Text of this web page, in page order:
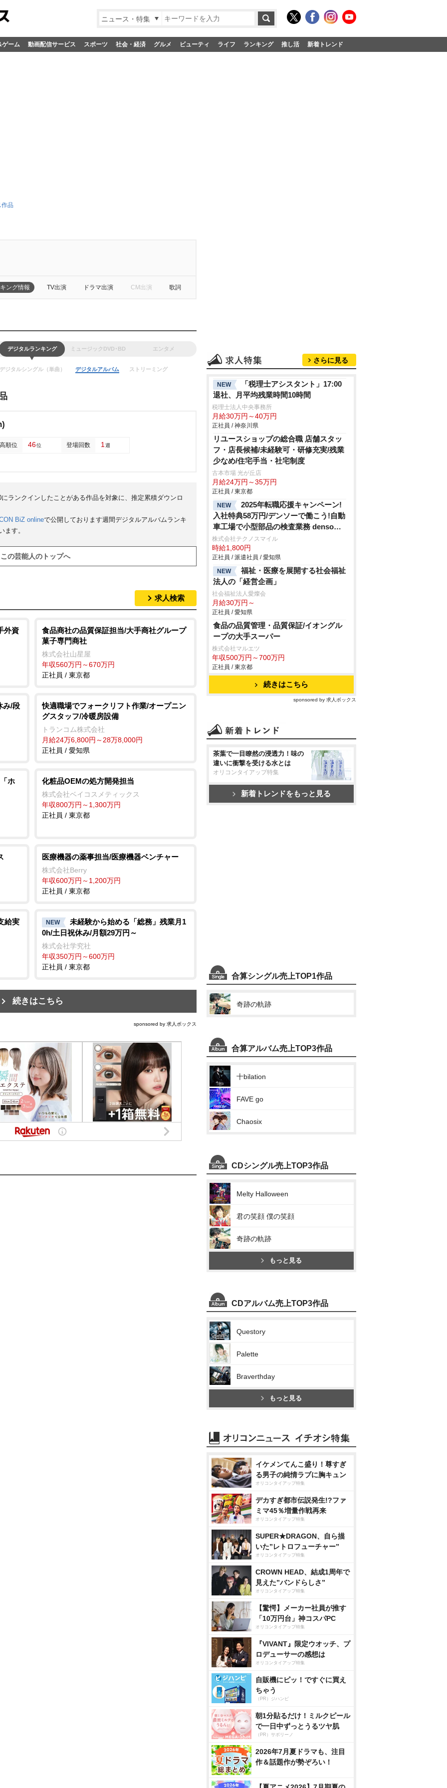
ニュース・特集
ゲーム 動画配信サービス スポーツ 社会・経済 グルメ ビューティ ライフ ランキング 推し活 新着トレンド
品
ング情報 TV出演 ドラマ出演 CM出演 歌詞
デジタルランキング ミュージックDVD･BD エンタメ
デジタルシングル（単曲） デジタルアルバム ストリーミング
順位 46位 登場回数 1 週
ランクインしたことがある作品を対象に、推定累積ダウンロ
BiZ onlineで公開しております週間デジタルアルバムランキ
ます。
この芸能人のトップへ
求人検索
外資
食品商社の品質保証担当/大手商社グループ
菓子専門商社
株式会社山星屋
年収560万円～670万円
正社員 / 東京都
み/段
快適職場でフォークリフト作業/オープニン
グスタッフ/冷暖房設備
トランコム株式会社
月給24万6,800円～28万8,000円
正社員 / 愛知県
ホ 化粧品OEMの処方開発担当
株式会社ベイコスメティックス
年収800万円～1,300万円
正社員 / 東京都
医療機器の薬事担当/医療機器ベンチャー
株式会社Berry
年収600万円～1,200万円
正社員 / 東京都
給実 NEW
未経験から始める「総務」残業月1
0h/土日祝休み/月額29万円～
株式会社学究社
年収350万円～600万円
正社員 / 東京都
続きはこちら
sponsored by 求人ボックス
さらに見る
NEW
「税理士アシスタント」17:00
退社、月平均残業時間10時間
税理士法人中央事務所
月給30万円～40万円
正社員 / 神奈川県
リユースショップの総合職 店舗スタッ
フ・店長候補/未経験可・研修充実/残業
少なめ/住宅手当・社宅制度
古本市場 光が丘店
月給24万円～35万円
正社員 / 東京都
NEW
2025年転職応援キャンペーン!
入社特典58万円/デンソーで働こう!自動
車工場で小型部品の検査業務 denso
aichi
株式会社テクノスマイル
時給1,800円
正社員 / 派遣社員 / 愛知県
NEW
福祉・医療を展開する社会福祉
法人の「経営企画」
社会福祉法人愛燦会
月給30万円～
正社員 / 愛知県
食品の品質管理・品質保証/イオングル
ープの大手スーパー
株式会社マルエツ
年収500万円～700万円
正社員 / 東京都
続きはこちら
sponsored by 求人ボックス
茶葉で一目瞭然の浸透力！味の
違いに衝撃を受ける水とは
オリコンタイアップ特集
新着トレンドをもっと見る
合算シングル売上TOP1作品
奇跡の軌跡
合算アルバム売上TOP3作品
十bilation
FAVE go
Chaosix
CDシングル売上TOP3作品
Melty Halloween
君の笑顔 僕の笑顔
奇跡の軌跡
もっと見る
CDアルバム売上TOP3作品
Questory
Palette
Braverthday
もっと見る
イケメンてんこ盛り！尊すぎ
る男子の純情ラブに胸キュン
オリコンタイアップ特集
デカすぎ都市伝説発生!?ファ
ミマ45％増量作戦再来
オリコンタイアップ特集
SUPER★DRAGON、自ら描
いた”レトロフューチャー”
オリコンタイアップ特集
CROWN HEAD、結成1周年で
見えた”バンドらしさ”
オリコンタイアップ特集
【驚愕】メーカー社員が推す
「10万円台」神コスパPC
オリコンタイアップ特集
『VIVANT』限定ウオッチ、プ
ロデューサーの感想は
オリコンタイアップ特集
自販機にピッ！ですぐに買え
ちゃう
（PR）ジハンピ
朝1分貼るだけ！ミルクピール
で一日中ずっとうるツヤ肌
（PR）サボリーノ
2026年7月夏ドラマも、注目
作＆話題作が勢ぞろい！